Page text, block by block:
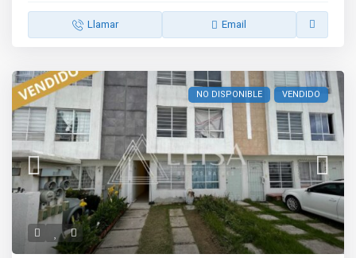
Llamar Email
NO DISPONIBLE VENDIDO